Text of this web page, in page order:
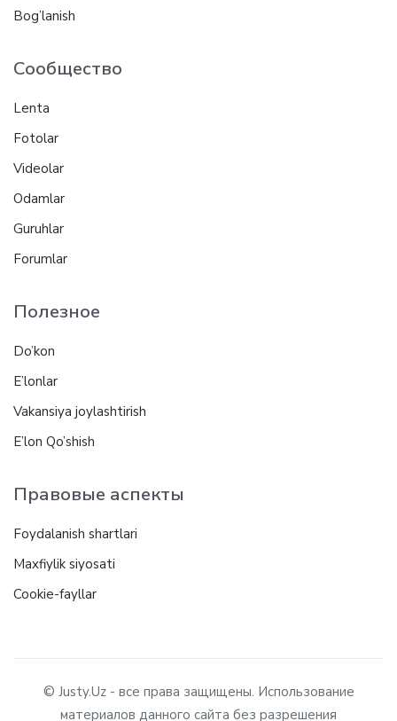
Bog’lanish
Сообщество
Lenta
Fotolar
Videolar
Odamlar
Guruhlar
Forumlar
Полезное
Do’kon
E’lonlar
Vakansiya joylashtirish
E’lon Qo’shish
Правовые аспекты
Foydalanish shartlari
Maxfiylik siyosati
Cookie-fayllar
© Justy.Uz - все права защищены. Использование
материалов данного сайта без разрешения